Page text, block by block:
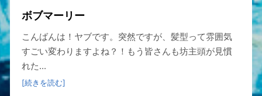
ボブマーリー
こんばんは！ヤブです。突然ですが、髪型って雰囲気
すごい変わりますよね？！もう皆さんも坊主頭が見慣
れた...
[続きを読む]